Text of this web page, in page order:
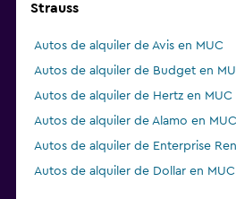
Strauss
Autos de alquiler de Avis en MUC
Autos de alquiler de Budget en
Autos de alquiler de Hertz en MUC
Autos de alquiler de Alamo en MUC
Autos de alquiler de Enterprise
Autos de alquiler de Dollar en MUC